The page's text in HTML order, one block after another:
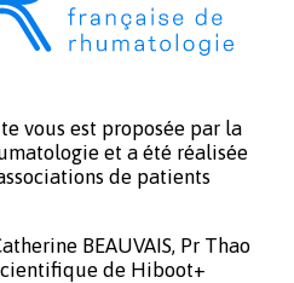
vous est proposée par la
et a été réalisée
de patients
BEAUVAIS, Pr Thao
de Hiboot+